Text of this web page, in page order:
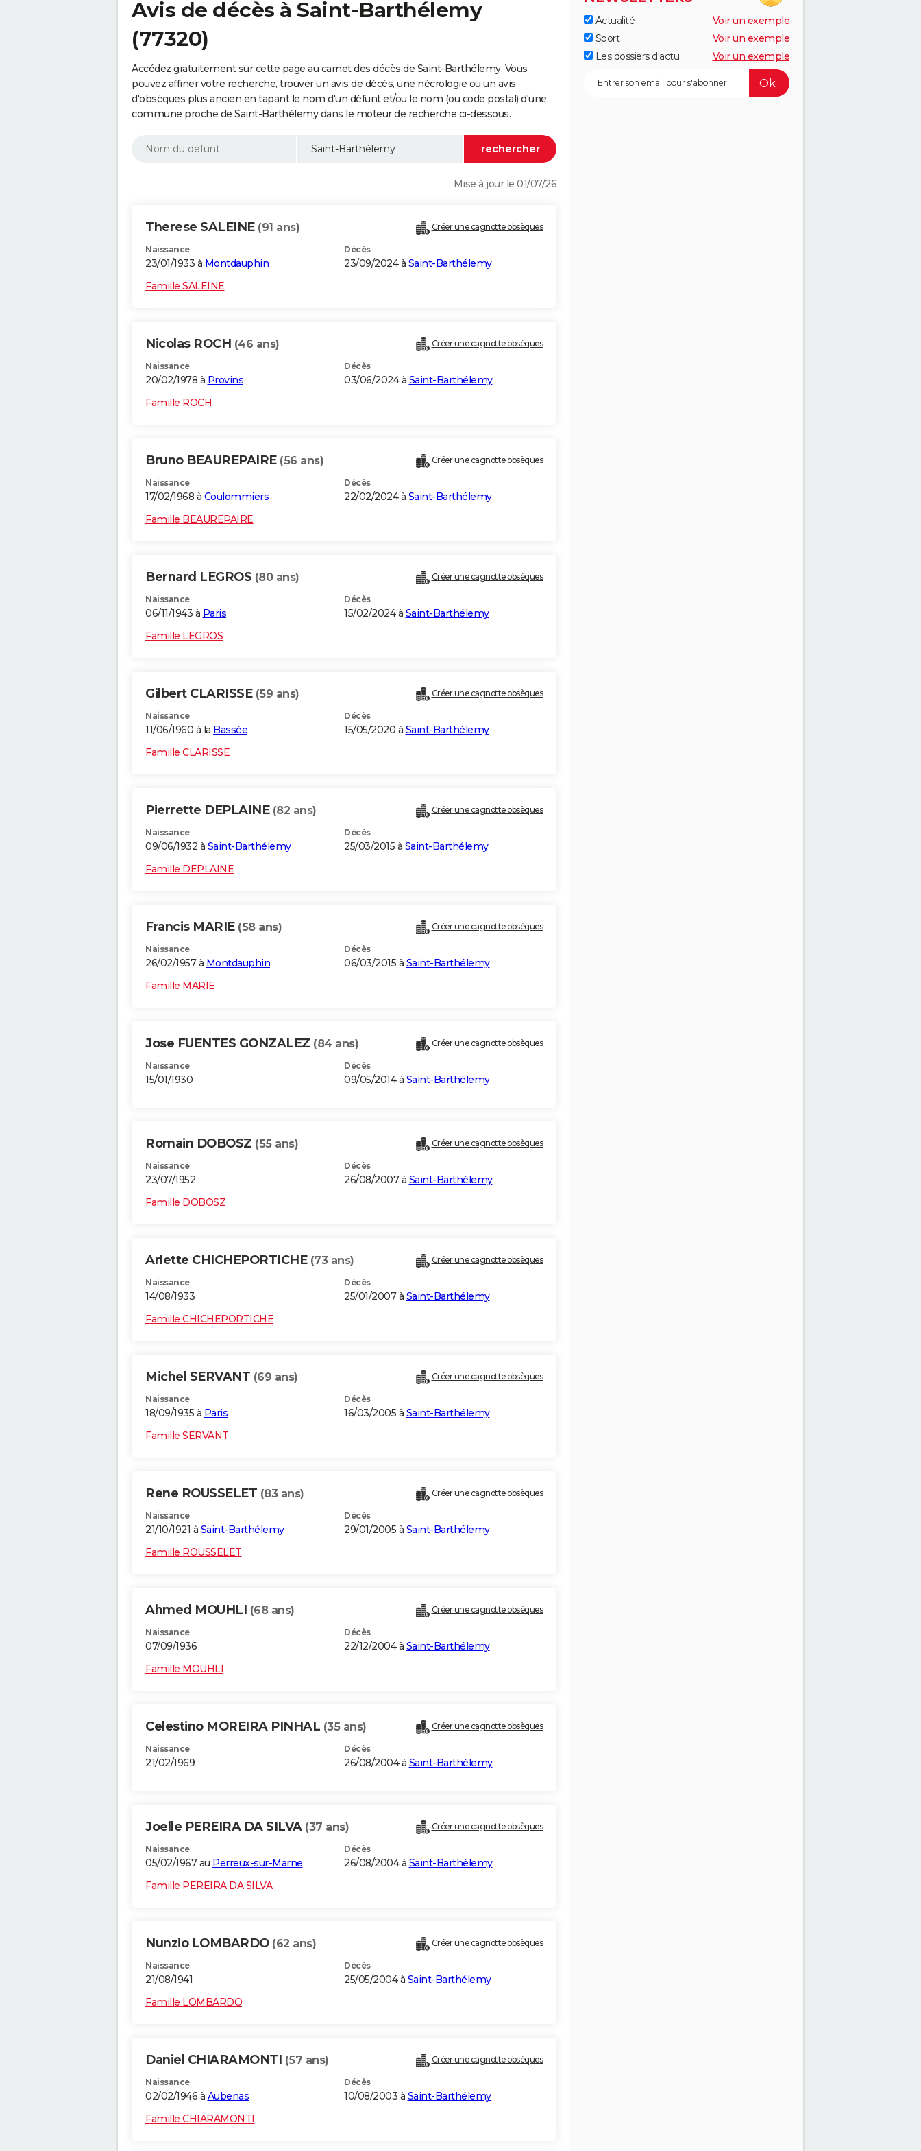
Avis de décès à Saint-Barthélemy
(77320)
Accédez gratuitement sur cette page au carnet des décès de Saint-Barthélemy. Vous
pouvez affiner votre recherche, trouver un avis de décès, une nécrologie ou un avis
d'obsèques plus ancien en tapant le nom d'un défunt et/ou le nom (ou code postal) d'une
commune proche de Saint-Barthélemy dans le moteur de recherche ci-dessous.
Mise à jour le 01/07/26
Therese SALEINE (91 ans) Créer une cagnotte obsèques
Naissance
23/01/1933 à Montdauphin
Décès
23/09/2024 à Saint-Barthélemy
Famille SALEINE
Nicolas ROCH (46 ans) Créer une cagnotte obsèques
Naissance
20/02/1978 à Provins
Décès
03/06/2024 à Saint-Barthélemy
Famille ROCH
Bruno BEAUREPAIRE (56 ans) Créer une cagnotte obsèques
Naissance
17/02/1968 à Coulommiers
Décès
22/02/2024 à Saint-Barthélemy
Famille BEAUREPAIRE
Bernard LEGROS (80 ans) Créer une cagnotte obsèques
Naissance
06/11/1943 à Paris
Décès
15/02/2024 à Saint-Barthélemy
Famille LEGROS
Gilbert CLARISSE (59 ans) Créer une cagnotte obsèques
Naissance
11/06/1960 à la Bassée
Décès
15/05/2020 à Saint-Barthélemy
Famille CLARISSE
Pierrette DEPLAINE (82 ans) Créer une cagnotte obsèques
Naissance
09/06/1932 à Saint-Barthélemy
Décès
25/03/2015 à Saint-Barthélemy
Famille DEPLAINE
Francis MARIE (58 ans) Créer une cagnotte obsèques
Naissance
26/02/1957 à Montdauphin
Décès
06/03/2015 à Saint-Barthélemy
Famille MARIE
Jose FUENTES GONZALEZ (84 ans) Créer une cagnotte obsèques
Naissance
15/01/1930
Décès
09/05/2014 à Saint-Barthélemy
Romain DOBOSZ (55 ans) Créer une cagnotte obsèques
Naissance
23/07/1952
Décès
26/08/2007 à Saint-Barthélemy
Famille DOBOSZ
Arlette CHICHEPORTICHE (73 ans) Créer une cagnotte obsèques
Naissance
14/08/1933
Décès
25/01/2007 à Saint-Barthélemy
Famille CHICHEPORTICHE
Michel SERVANT (69 ans) Créer une cagnotte obsèques
Naissance
18/09/1935 à Paris
Décès
16/03/2005 à Saint-Barthélemy
Famille SERVANT
Rene ROUSSELET (83 ans) Créer une cagnotte obsèques
Naissance
21/10/1921 à Saint-Barthélemy
Décès
29/01/2005 à Saint-Barthélemy
Famille ROUSSELET
Ahmed MOUHLI (68 ans) Créer une cagnotte obsèques
Naissance
07/09/1936
Décès
22/12/2004 à Saint-Barthélemy
Famille MOUHLI
Celestino MOREIRA PINHAL (35 ans) Créer une cagnotte obsèques
Naissance
21/02/1969
Décès
26/08/2004 à Saint-Barthélemy
Joelle PEREIRA DA SILVA (37 ans) Créer une cagnotte obsèques
Naissance
05/02/1967 au Perreux-sur-Marne
Décès
26/08/2004 à Saint-Barthélemy
Famille PEREIRA DA SILVA
Nunzio LOMBARDO (62 ans) Créer une cagnotte obsèques
Naissance
21/08/1941
Décès
25/05/2004 à Saint-Barthélemy
Famille LOMBARDO
Daniel CHIARAMONTI (57 ans) Créer une cagnotte obsèques
Naissance
02/02/1946 à Aubenas
Décès
10/08/2003 à Saint-Barthélemy
Famille CHIARAMONTI
Actualité
Voir un exemple
Sport
Voir un exemple
Les dossiers d'actu
Voir un exemple